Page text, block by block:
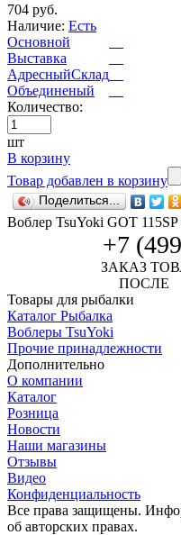
704 руб.
Наличие: Есть
Основной
Выставка
АдресныйСклад
Объединеный
Количество:
шт
В корзину
Товар добавлен в корзину
Поделиться...
Воблер TsuYoki GOT 115SP
+7
ЗАКАЗ
ПОСЛЕ
Товары для рыбалки
Каталог Рыбалка
Воблеры TsuYoki
Прочие принадлежности
Дополнительно
О компании
Каталог
Розница
Новости
Наши магазины
Отзывы
Видео
Конфиденциальность
Все права защищены.
об авторских правах.